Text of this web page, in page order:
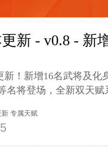
更新 - v0.8 - 新
新！新增16名武将及
名将登场，全新双天
新 专属天赋